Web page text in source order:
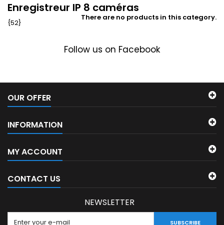
Enregistreur IP 8 caméras
There are no products in this category.
{52}
Follow us on Facebook
OUR OFFER
INFORMATION
MY ACCOUNT
CONTACT US
NEWSLETTER
SUBSCRIBE